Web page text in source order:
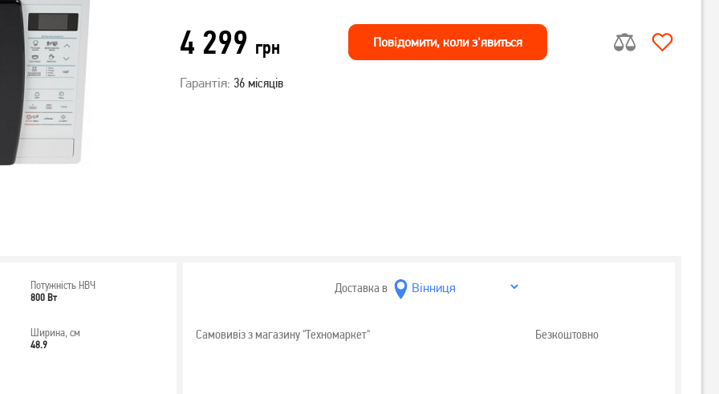
4 299 грн Повiдомити, коли з'явиться
Гарантія: 36 місяців
Потужність НВЧ
800 Вт
Ширина, см
48.9
Доставка в
Самовивіз з магазину "Техномаркет" Безкоштовно